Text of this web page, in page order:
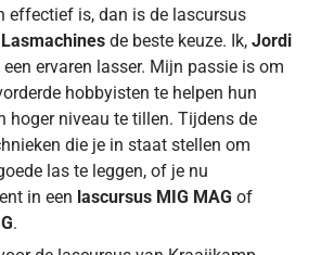
effectief is, dan is de lascursus
de beste keuze. Ik, Jordi
een ervaren lasser. Mijn passie is om
hobbyisten te helpen hun
hoger niveau te tillen. Tijdens de
die je in staat stellen om
las te leggen, of je nu
in een lascursus MIG MAG of
.